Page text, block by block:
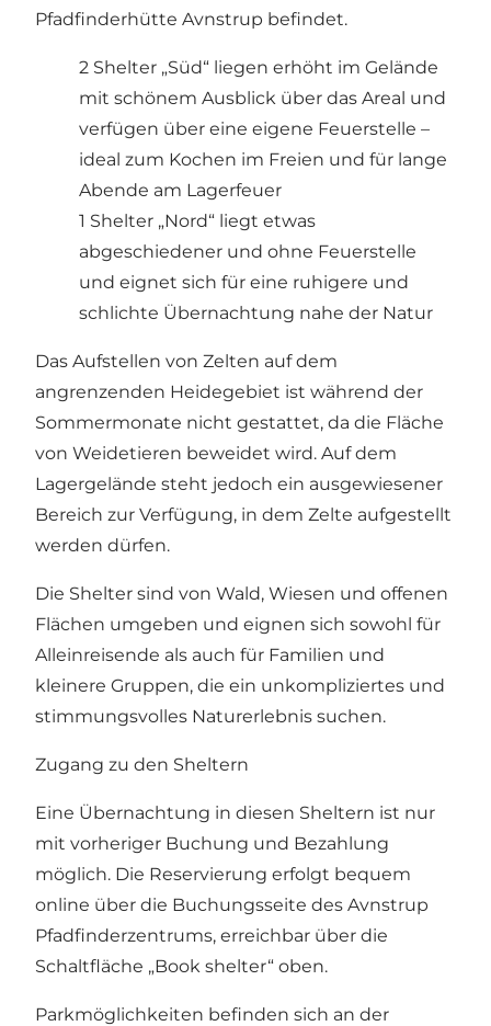
Pfadfinderhütte Avnstrup befindet.
2 Shelter „Süd“ liegen erhöht im Gelände
mit schönem Ausblick über das Areal und
verfügen über eine eigene Feuerstelle –
ideal zum Kochen im Freien und für lange
Abende am Lagerfeuer
1 Shelter „Nord“ liegt etwas
abgeschiedener und ohne Feuerstelle
und eignet sich für eine ruhigere und
schlichte Übernachtung nahe der Natur
Das Aufstellen von Zelten auf dem
angrenzenden Heidegebiet ist während der
Sommermonate nicht gestattet, da die Fläche
von Weidetieren beweidet wird. Auf dem
Lagergelände steht jedoch ein ausgewiesener
Bereich zur Verfügung, in dem Zelte aufgestellt
werden dürfen.
Die Shelter sind von Wald, Wiesen und offenen
Flächen umgeben und eignen sich sowohl für
Alleinreisende als auch für Familien und
kleinere Gruppen, die ein unkompliziertes und
stimmungsvolles Naturerlebnis suchen.
Zugang zu den Sheltern
Eine Übernachtung in diesen Sheltern ist nur
mit vorheriger Buchung und Bezahlung
möglich. Die Reservierung erfolgt bequem
online über die Buchungsseite des Avnstrup
Pfadfinderzentrums, erreichbar über die
Schaltfläche „Book shelter“ oben.
Parkmöglichkeiten befinden sich an der